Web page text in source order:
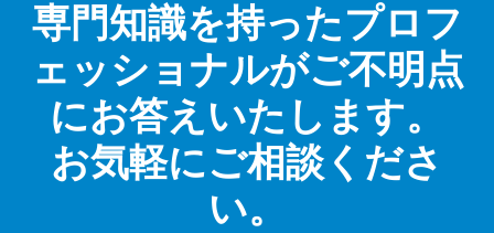
専門知識を持ったプロフ
ェッショナルがご不明点
にお答えいたします。
お気軽にご相談くださ
い。